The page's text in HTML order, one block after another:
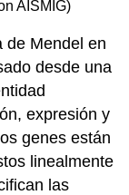
AISMIG)
de Mendel en
desde una
expresión y
genes están
linealmente
las